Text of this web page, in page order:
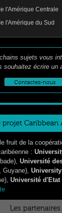
l'Amérique Centrale
l'Amérique du Sud
sujets vous
souhaitez écrire un
Contactez-nous
projet Caribbean
fruit de la
:
Université
Guyane),
Université d'Etat
Les partenaires